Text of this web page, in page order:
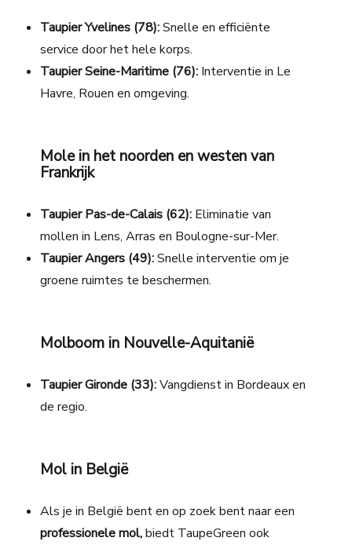
Taupier Yvelines (78):Snelle en efficiënte
service door het hele korps.
Taupier Seine-Maritime (76): Interventie in Le
Havre, Rouen en omgeving.
Mole in het noorden en westen van
Frankrijk
Taupier Pas-de-Calais (62): Eliminatie van
mollen in Lens, Arras en Boulogne-sur-Mer.
Taupier Angers (49):Snelle interventie om je
groene ruimtes te beschermen.
Molboom in Nouvelle-Aquitanië
Taupier Gironde (33):Vangdienst in Bordeaux en
de regio.
Mol in België
Als je in België bent en op zoekbent naar een
professionele mol,biedt TaupeGreen ook